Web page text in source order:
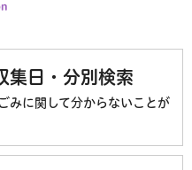
集日・分別検索
みに関して分からないことが